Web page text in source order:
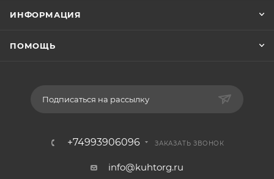
ИНФОРМАЦИЯ
ПОМОЩЬ
Подписаться на рассылку
+74993906096 ЗАКАЗАТЬ ЗВОНОК
info@kuhtorg.ru